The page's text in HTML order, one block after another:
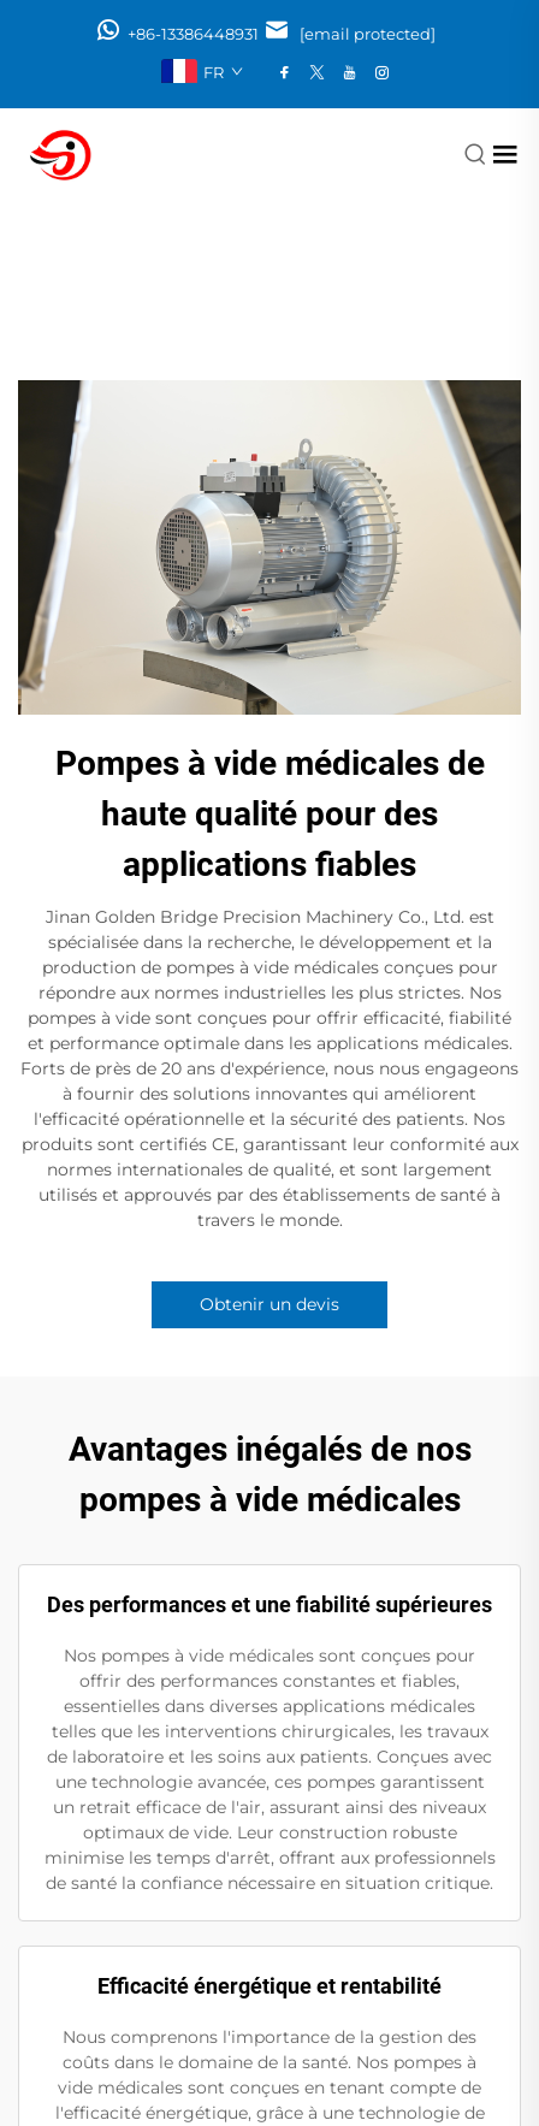
+86-13386448931
[email protected]
FR
Pompes à vide médicales de
haute qualité pour des
applications fiables
Jinan Golden Bridge Precision Machinery Co., Ltd. est
spécialisée dans la recherche, le développement et la
production de pompes à vide médicales conçues pour
répondre aux normes industrielles les plus strictes. Nos
pompes à vide sont conçues pour offrir efficacité, fiabilité
et performance optimale dans les applications médicales.
Forts de près de 20 ans d'expérience, nous nous engageons
à fournir des solutions innovantes qui améliorent
l'efficacité opérationnelle et la sécurité des patients. Nos
produits sont certifiés CE, garantissant leur conformité aux
normes internationales de qualité, et sont largement
utilisés et approuvés par des établissements de santé à
travers le monde.
Obtenir un devis
Avantages inégalés de nos
pompes à vide médicales
Des performances et une fiabilité supérieures
Nos pompes à vide médicales sont conçues pour
offrir des performances constantes et fiables,
essentielles dans diverses applications médicales
telles que les interventions chirurgicales, les travaux
de laboratoire et les soins aux patients. Conçues avec
une technologie avancée, ces pompes garantissent
un retrait efficace de l'air, assurant ainsi des niveaux
optimaux de vide. Leur construction robuste
minimise les temps d'arrêt, offrant aux professionnels
de santé la confiance nécessaire en situation critique.
Efficacité énergétique et rentabilité
Nous comprenons l'importance de la gestion des
coûts dans le domaine de la santé. Nos pompes à
vide médicales sont conçues en tenant compte de
l'efficacité énergétique, grâce à une technologie de